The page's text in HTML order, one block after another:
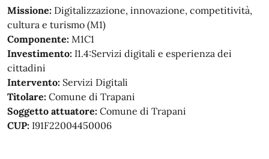
Missione: Digitalizzazione, innovazione, competitività,
cultura e turismo (M1)
Componente: M1C1
Investimento: I1.4:Servizi digitali e esperienza dei
cittadini
Intervento: Servizi Digitali
Titolare: Comune di Trapani
Soggetto attuatore: Comune di Trapani
CUP: I91F22004450006